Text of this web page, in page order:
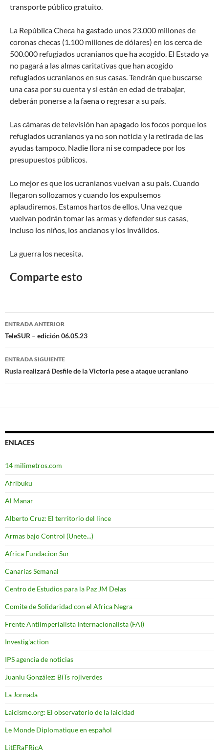
transporte público gratuito.
La República Checa ha gastado unos 23.000 millones de
coronas checas (1.100 millones de dólares) en los cerca de
500.000 refugiados ucranianos que ha acogido. El Estado ya
no pagará a las almas caritativas que han acogido
refugiados ucranianos en sus casas. Tendrán que buscarse
una casa por su cuenta y si están en edad de trabajar,
deberán ponerse a la faena o regresar a su país.
Las cámaras de televisión han apagado los focos porque los
refugiados ucranianos ya no son noticia y la retirada de las
ayudas tampoco. Nadie llora ni se compadece por los
presupuestos públicos.
Lo mejor es que los ucranianos vuelvan a su país. Cuando
llegaron sollozamos y cuando los expulsemos
aplaudiremos. Estamos hartos de ellos. Una vez que
vuelvan podrán tomar las armas y defender sus casas,
incluso los niños, los ancianos y los inválidos.
La guerra los necesita.
Comparte esto
Navegación
de
entradas
ENTRADA ANTERIOR
TeleSUR – edición 06.05.23
ENTRADA SIGUIENTE
Rusia realizará Desfile de la Victoria pese a ataque ucraniano
ENLACES
14 milimetros.com
Afribuku
Al Manar
Alberto Cruz: El territorio del lince
Armas bajo Control (Unete…)
Africa Fundacion Sur
Canarias Semanal
Centro de Estudios para la Paz JM Delas
Comite de Solidaridad con el Africa Negra
Frente Antiimperialista Internacionalista (FAI)
Investig'action
IPS agencia de noticias
Juanlu González: BiTs rojiverdes
La Jornada
Laicismo.org: El observatorio de la laicidad
Le Monde Diplomatique en español
LitERaFRicA